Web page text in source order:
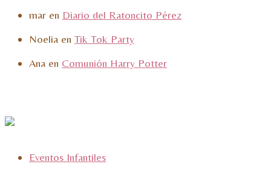
mar en Diario del Ratoncito Pérez
Noelia en Tik Tok Party
Ana en Comunión Harry Potter
Eventos Infantiles